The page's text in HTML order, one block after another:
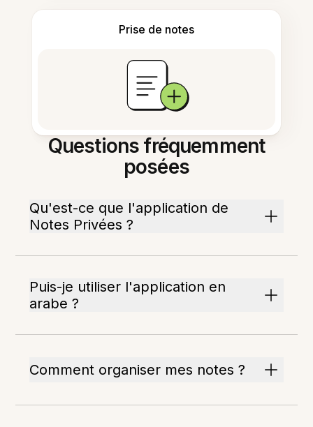
Prise de notes
Questions fréquemment
posées
Qu'est-ce que l'application de
Notes Privées ?
Puis-je utiliser l'application en
arabe ?
Comment organiser mes notes ?